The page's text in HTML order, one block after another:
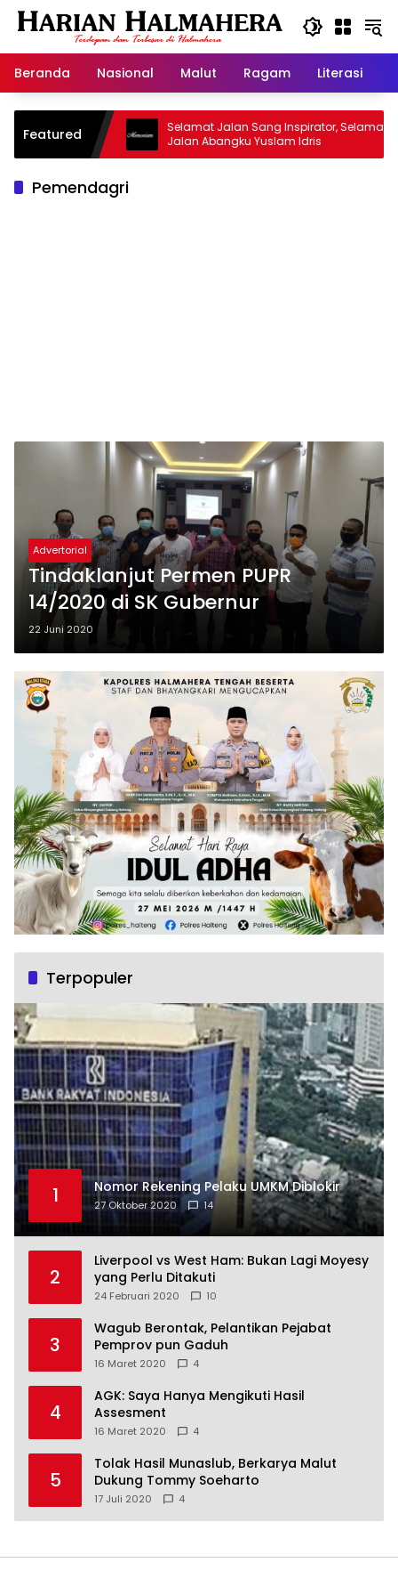
Langsung
Beranda
Nasional Malut Ragam Literasi
Featured
Warisan
Selamat Jalan Sang Inspirator, Selamat
Jalan Abangku Yuslam Idris
Pemendagri
Advertorial
Tindaklanjut Permen PUPR
14/2020 di SK Gubernur
22 Juni 2020
Terpopuler
1 Nomor Rekening Pelaku UMKM Diblokir
27 Oktober 2020 14
2
Liverpool vs West Ham: Bukan Lagi Moyesy
yang Perlu Ditakuti
24 Februari 2020 10
3
Wagub Berontak, Pelantikan Pejabat
Pemprov pun Gaduh
16 Maret 2020 4
4
AGK: Saya Hanya Mengikuti Hasil
Assesment
16 Maret 2020 4
5
Tolak Hasil Munaslub, Berkarya Malut
Dukung Tommy Soeharto
17 Juli 2020 4